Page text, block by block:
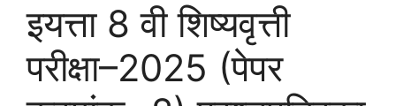
इयत्ता 8 वी शिष्यवृत्ती
परीक्षा–2025 (पेपर